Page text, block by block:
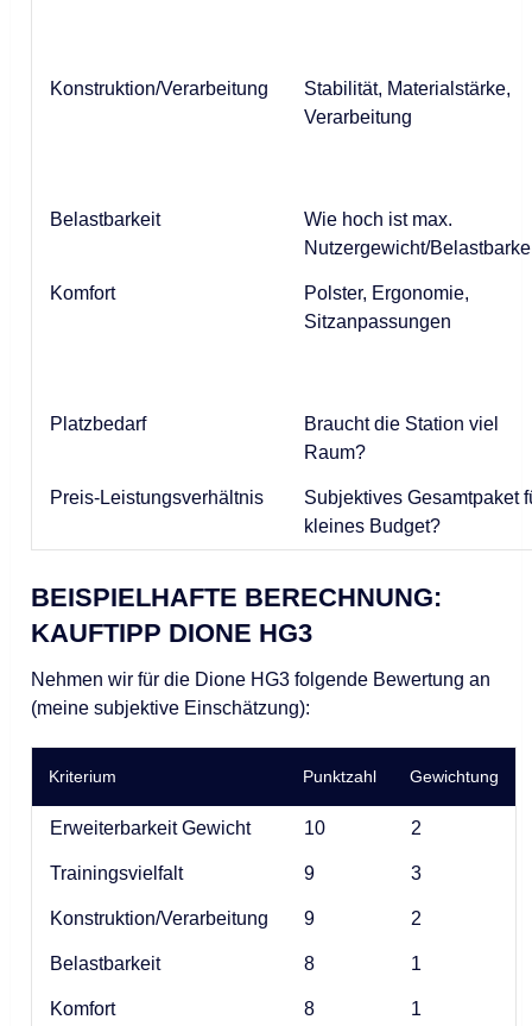
Konstruktion/Verarbeitung
Stabilität, Materialstärke,
Verarbeitung
Belastbarkeit
Wie hoch ist max.
Nutzergewicht/
Komfort
Polster, Ergonomie,
Sitzanpassungen
Platzbedarf
Braucht die Station viel
Raum?
Preis-Leistungsverhältnis
Subjektives Gesamtpaket
kleines Budget?
BEISPIELHAFTE BERECHNUNG:
KAUFTIPP DIONE HG3
Nehmen wir für die Dione HG3 folgende Bewertung an
(meine subjektive Einschätzung):
Kriterium Punktzahl Gewichtung
Erweiterbarkeit Gewicht 10 2
Trainingsvielfalt 9 3
Konstruktion/Verarbeitung 9 2
Belastbarkeit 8 1
Komfort 8 1